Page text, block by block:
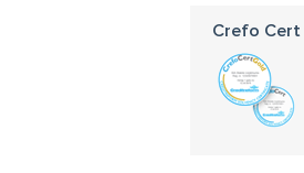
Crefo Cert